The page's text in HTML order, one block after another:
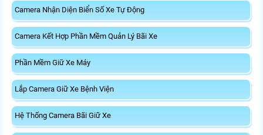
Camera Nhận Diện Biển Số Xe Tự Động
Camera Kết Hợp Phần Mềm Quản Lý Bãi Xe
Phần Mềm Giữ Xe Máy
Lắp Camera Giữ Xe Bệnh Viện
Hệ Thống Camera Bãi Giữ Xe